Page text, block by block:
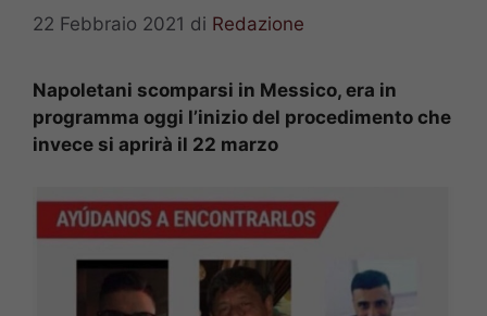
22 Febbraio 2021 di Redazione
Napoletani scomparsi in Messico, era in
programma oggi l’inizio del procedimento che
invece si aprirà il 22 marzo